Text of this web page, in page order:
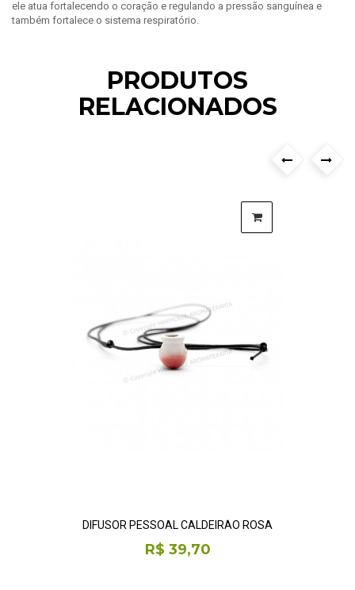
ele atua fortalecendo o coração e regulando a pressão sanguínea e
também fortalece o sistema respiratório.
PRODUTOS
RELACIONADOS
‹
›
DIFUSOR PESSOAL CALDEIRÃO ROSA
R$ 39,70